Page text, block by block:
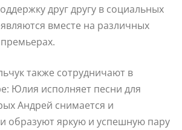
друг другу в социальных
вместе на различных
также сотрудничают в
Юлия исполняет песни для
Андрей снимается и
образуют яркую и успешную пару